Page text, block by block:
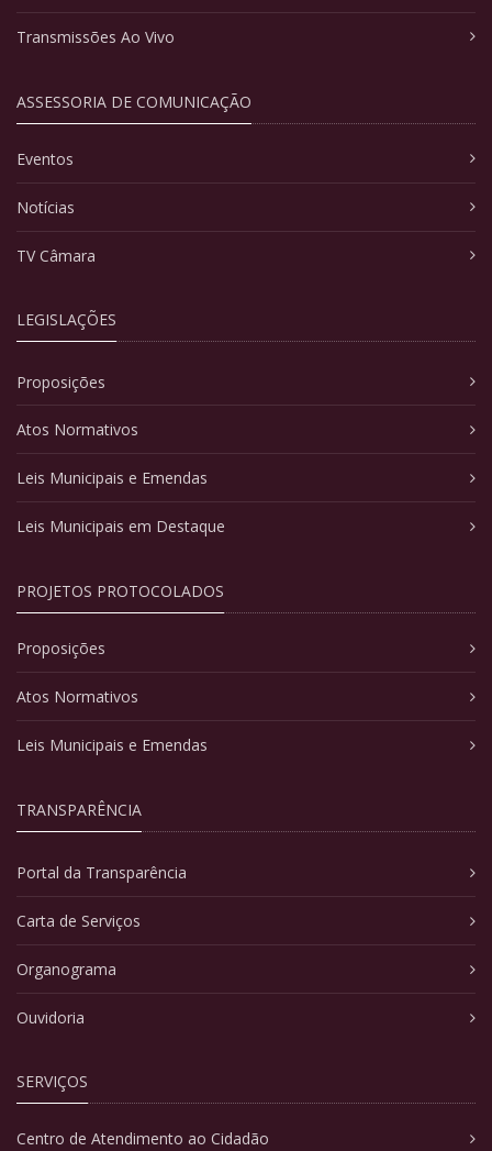
Transmissões Ao Vivo
ASSESSORIA DE COMUNICAÇÃO
Eventos
Notícias
TV Câmara
LEGISLAÇÕES
Proposições
Atos Normativos
Leis Municipais e Emendas
Leis Municipais em Destaque
PROJETOS PROTOCOLADOS
Proposições
Atos Normativos
Leis Municipais e Emendas
TRANSPARÊNCIA
Portal da Transparência
Carta de Serviços
Organograma
Ouvidoria
SERVIÇOS
Centro de Atendimento ao Cidadão